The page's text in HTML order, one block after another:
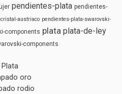
pendientes-plata pendientes-
austriaco pendientes-plata-swarovski-
components plata plata-de-ley
components
Plata
oro
rodio